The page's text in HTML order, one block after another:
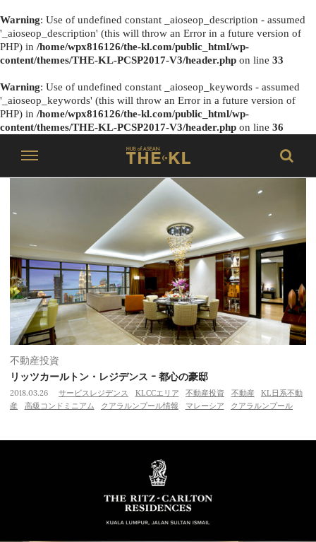
Warning: Use of undefined constant _aioseop_description - assumed
'_aioseop_description' (this will throw an Error in a future version of
PHP) in /home/wpx816126/the-kl.com/public_html/wp-
content/themes/THE-KL-PCSP2017-V3/header.php on line 33
Warning: Use of undefined constant _aioseop_keywords - assumed
'_aioseop_keywords' (this will throw an Error in a future version of
PHP) in /home/wpx816126/the-kl.com/public_html/wp-
content/themes/THE-KL-PCSP2017-V3/header.php on line 36
不動産投資
リッツカールトン・レジデンス ｰ 都心の豪邸
2018.03.26 サービスレジデンス KLCCエリア 不動産投資 不動産
KL日系不動
産
高級コンドミニアム クアラルンプール情報 マレーシア クアラルンプール